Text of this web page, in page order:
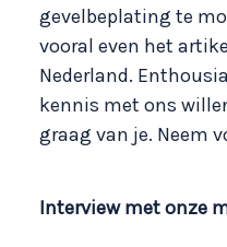
gevelbeplating te
vooral even het
Nederland.
kennis met ons
graag van je. Neem
Interview met onze